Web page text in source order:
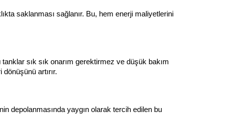
saklanması sağlanır. Bu, hem enerji maliyetlerini
sık sık onarım gerektirmez ve düşük bakım
artırır.
depolanmasında yaygın olarak tercih edilen bu